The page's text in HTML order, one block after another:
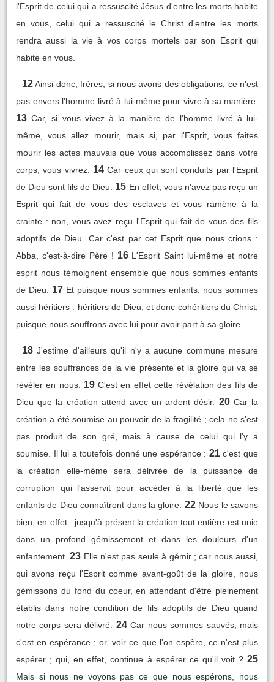
l'Esprit de celui qui a ressuscité Jésus d'entre les morts habite
en vous, celui qui a ressuscité le Christ d'entre les morts
rendra aussi la vie à vos corps mortels par son Esprit qui
habite en vous.
12 Ainsi donc, frères, si nous avons des obligations, ce n'est
pas envers l'homme livré à lui-même pour vivre à sa manière.
13 Car, si vous vivez à la manière de l'homme livré à lui-
même, vous allez mourir, mais si, par l'Esprit, vous faites
mourir les actes mauvais que vous accomplissez dans votre
corps, vous vivrez.
14 Car ceux qui sont conduits par l'Esprit
de Dieu sont fils de Dieu.
15 En effet, vous n'avez pas reçu un
Esprit qui fait de vous des esclaves et vous ramène à la
crainte : non, vous avez reçu l'Esprit qui fait de vous des fils
adoptifs de Dieu. Car c'est par cet Esprit que nous crions :
Abba, c'est-à-dire Père ! 16 L'Esprit Saint lui-même et notre
esprit nous témoignent ensemble que nous sommes enfants
de Dieu.
17 Et puisque nous sommes enfants, nous sommes
aussi héritiers : héritiers de Dieu, et donc cohéritiers du Christ,
puisque nous souffrons avec lui pour avoir part à sa gloire.
18 J'estime d'ailleurs qu'il n'y a aucune commune mesure
entre les souffrances de la vie présente et la gloire qui va se
révéler en nous.
19 C'est en effet cette révélation des fils de
Dieu que la création attend avec un ardent désir.
20 Car la
création a été soumise au pouvoir de la fragilité ; cela ne s'est
pas produit de son gré, mais à cause de celui qui l'y a
soumise. Il lui a toutefois donné une espérance : 21 c'est que
la création elle-même sera délivrée de la puissance de
corruption qui l'asservit pour accéder à la liberté que les
enfants de Dieu connaîtront dans la gloire. 22 Nous le savons
bien, en effet : jusqu'à présent la création tout entière est unie
dans un profond gémissement et dans les douleurs d'un
enfantement. 23 Elle n'est pas seule à gémir ; car nous aussi,
qui avons reçu l'Esprit comme avant-goût de la gloire, nous
gémissons du fond du coeur, en attendant d'être pleinement
établis dans notre condition de fils adoptifs de Dieu quand
notre corps sera délivré.
24 Car nous sommes sauvés, mais
c'est en espérance ; or, voir ce que l'on espère, ce n'est plus
espérer ; qui, en effet, continue à espérer ce qu'il voit ? 25
Mais si nous ne voyons pas ce que nous espérons, nous